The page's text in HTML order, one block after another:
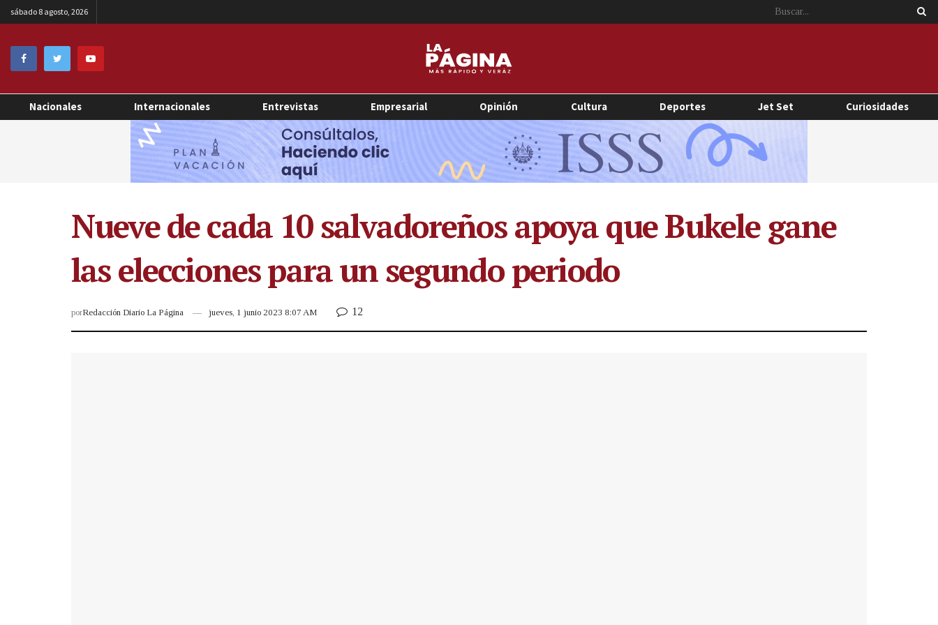
sábado 8 agosto, 2026
Nacionales Internacionales Entrevistas Empresarial Opinión Cultura Deportes Jet Set Curiosidades
Nueve de cada 10 salvadoreños apoya que Bukele gane
las elecciones para un segundo periodo
porRedacción Diario La Página jueves, 1 junio 2023 8:07 AM 12